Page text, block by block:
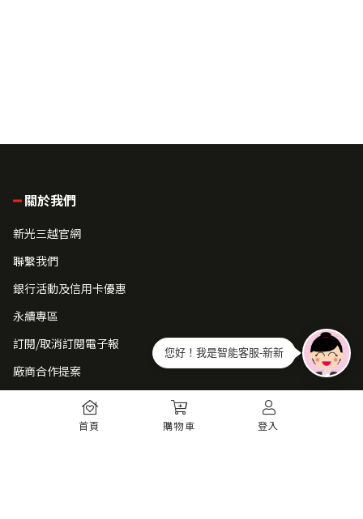
關於我們
新光三越官網
聯繫我們
銀行活動及信用卡優惠
永續專區
訂閱/取消訂閱電子報
廠商合作提案
首頁 購物車 登入
您好！我是智能客服-新新